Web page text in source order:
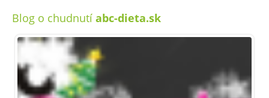
Blog o chudnutí abc-dieta.sk